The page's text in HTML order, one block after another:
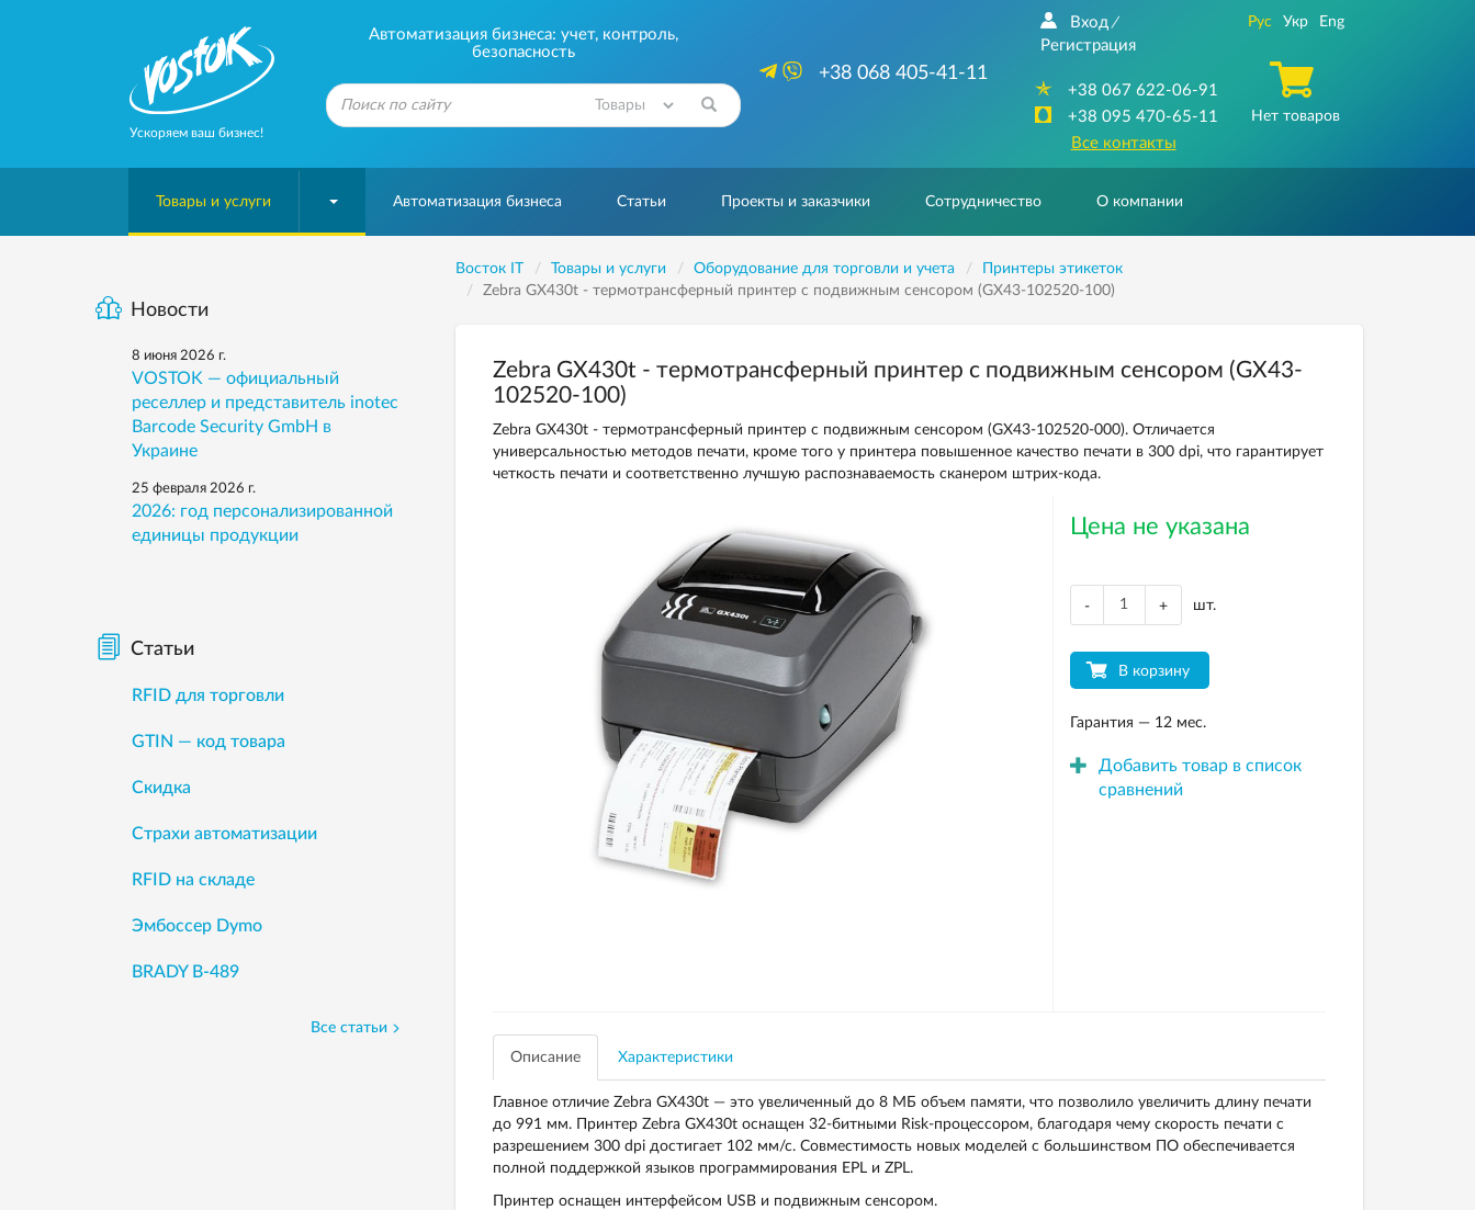
Ускоряем ваш бизнес!
Автоматизация бизнеса: учет, контроль,
безопасность
+38 068 405-41-11
Вход /
Регистрация
+38 067 622-06-91
+38 095 470-65-11
Все контакты
Рус Укр Eng
Нет товаров
Товары и услуги Автоматизация бизнеса Статьи Проекты и заказчики Сотрудничество О компании
Восток IT Товары и услуги Оборудование для торговли и учета
Принтеры этикеток
Zebra GX430t - термотрансферный принтер с подвижным сенсором (GX43-102520-100)
Zebra GX430t - термотрансферный принтер с подвижным сенсором (GX43-
102520-100)
Zebra GX430t - термотрансферный принтер с подвижным сенсором (GX43-102520-000). Отличается
универсальностью методов печати, кроме того у принтера повышенное качество печати в 300 dpi, что гарантирует
четкость печати и соответственно лучшую распознаваемость сканером штрих-кода.
Цена не указана
- + шт.
В корзину
Гарантия — 12 мес.
Добавить товар в список
сравнений
Описание Характеристики
Главное отличие Zebra GX430t — это увеличенный до 8 МБ объем памяти, что позволило увеличить длину печати
до 991 мм. Принтер Zebra GX430t оснащен 32-битными Risk-процессором, благодаря чему скорость печати с
разрешением 300 dpi достигает 102 мм/с. Совместимость новых моделей с большинством ПО обеспечивается
полной поддержкой языков программирования EPL и ZPL.
Принтер оснащен интерфейсом USB и подвижным сенсором.
Новости
8 июня 2026 г.
VOSTOK — официальный
реселлер и представитель inotec
Barcode Security GmbH в
Украине
25 февраля 2026 г.
2026: год персонализированной
единицы продукции
Статьи
RFID для торговли
GTIN — код товара
Скидка
Страхи автоматизации
RFID на складе
Эмбоссер Dymo
BRADY B-489
Все статьи